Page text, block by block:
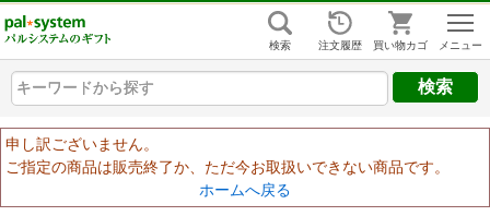
検索 注文履歴 買い物カゴ
組合員ログイン はじめての方
ヘルプ
ご利用ガイド
キーワードから探す
キーワードから探す
キーワードから探す
申し訳ございません。
ご指定の商品は販売終了か、ただ今お取扱いできない商品です。
ホームへ戻る